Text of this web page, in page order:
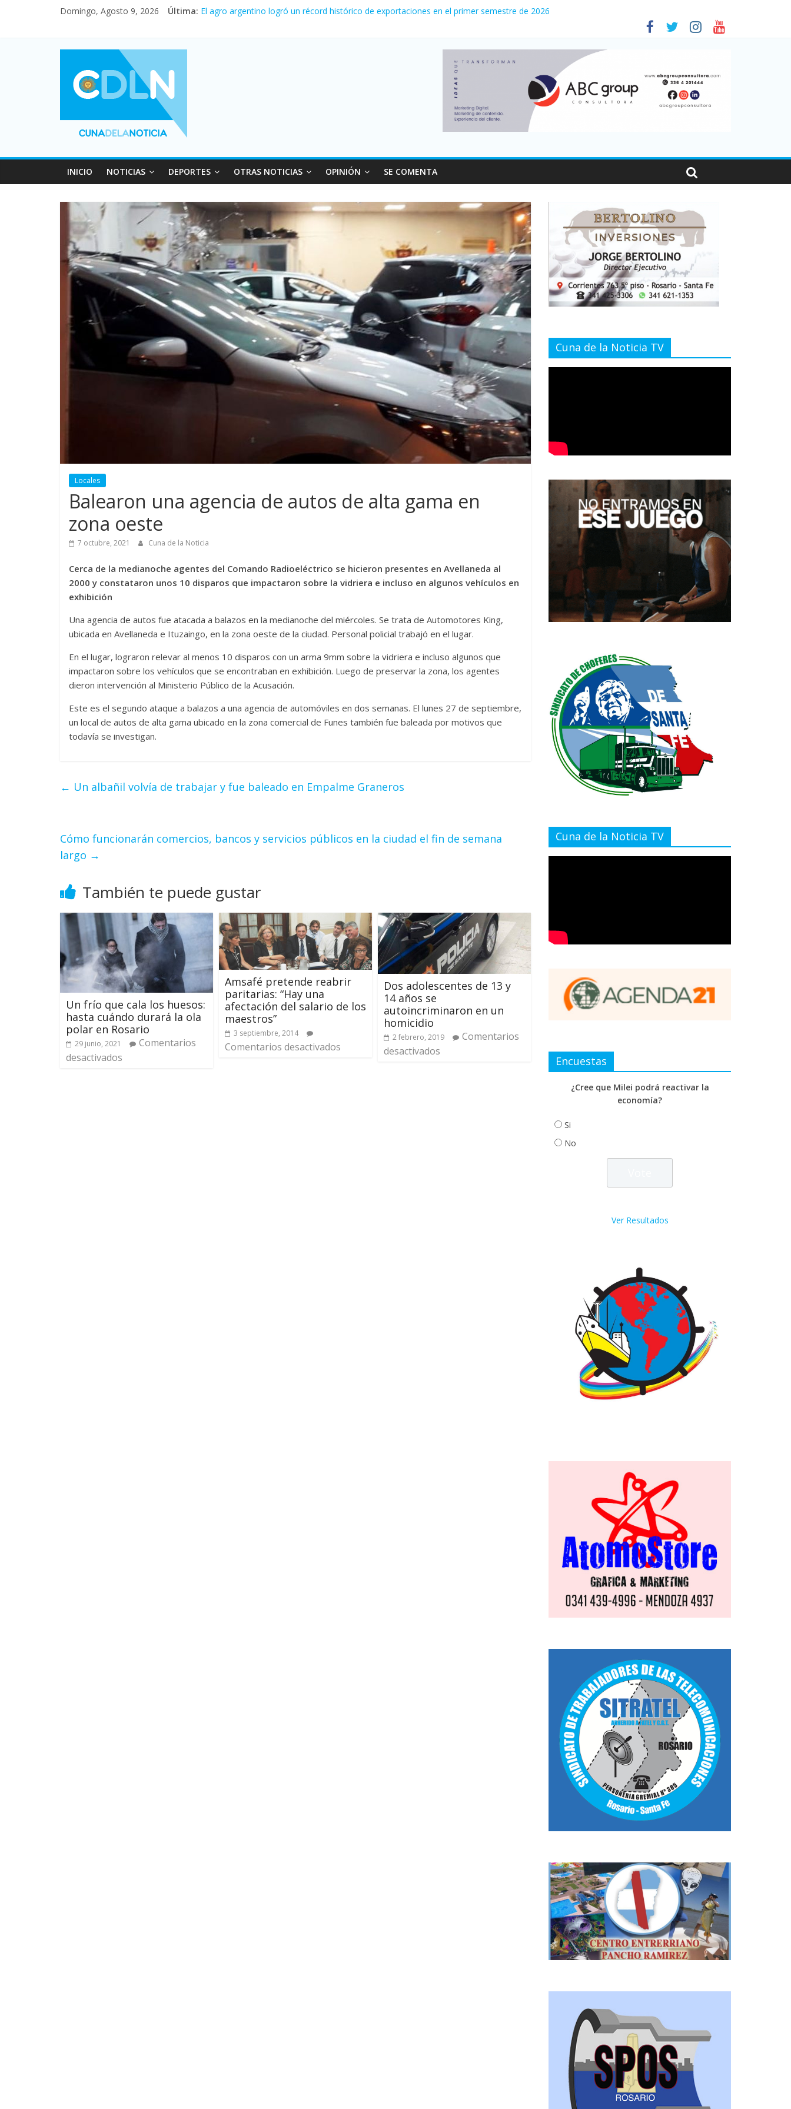
Domingo, Agosto 9, 2026 Última: Fuerte caída de la venta de autos usados en julio: bajó un 12,6% interanual
Desde que asumió Milei cerraron 41.000 kioscos: el sector denuncia crisis como en 2001
Vacaciones de invierno con más movimiento y consumo turístico: 4,6 millones de personas viajaron por el país, un 5,9% más que en 2025
INICIO NOTICIAS DEPORTES OTRAS NOTICIAS OPINIÓN SE COMENTA
Locales
Balearon una agencia de autos de alta gama en
zona oeste
7 octubre, 2021 Cuna de la Noticia
Cerca de la medianoche agentes del Comando Radioeléctrico se hicieron presentes en Avellaneda al
2000 y constataron unos 10 disparos que impactaron sobre la vidriera e incluso en algunos vehículos en
exhibición
Una agencia de autos fue atacada a balazos en la medianoche del miércoles. Se trata de Automotores King,
ubicada en Avellaneda e Ituzaingo, en la zona oeste de la ciudad. Personal policial trabajó en el lugar.
En el lugar, lograron relevar al menos 10 disparos con un arma 9mm sobre la vidriera e incluso algunos que
impactaron sobre los vehículos que se encontraban en exhibición. Luego de preservar la zona, los agentes
dieron intervención al Ministerio Público de la Acusación.
Este es el segundo ataque a balazos a una agencia de automóviles en dos semanas. El lunes 27 de septiembre,
un local de autos de alta gama ubicado en la zona comercial de Funes también fue baleada por motivos que
todavía se investigan.
← Un albañil volvía de trabajar y fue baleado en Empalme Graneros
Cómo funcionarán comercios, bancos y servicios públicos en la ciudad el fin de semana
largo →
También te puede gustar
Un frío que cala los huesos:
hasta cuándo durará la ola
polar en Rosario
29 junio, 2021
Comentarios
desactivados
Amsafé pretende reabrir
paritarias: “Hay una
afectación del salario de los
maestros”
3 septiembre, 2014
Comentarios desactivados
Dos adolescentes de 13 y
14 años se
autoincriminaron en un
homicidio
2 febrero, 2019
Comentarios
desactivados
Cuna de la Noticia TV
Cuna de la Noticia TV
Encuestas
¿Cree que Milei podrá reactivar la
economía?
Si
No
Ver Resultados